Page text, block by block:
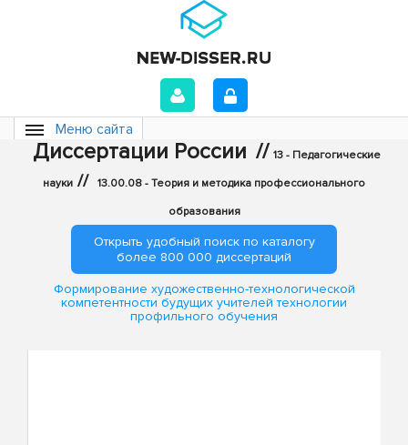
Меню сайта
Диссертации России // 13 - Педагогические
науки // 13.00.08 - Теория и методика профессионального
образования
Открыть удобный поиск по каталогу
более 800 000 диссертаций
Формирование художественно-технологической
компетентности будущих учителей технологии
профильного обучения